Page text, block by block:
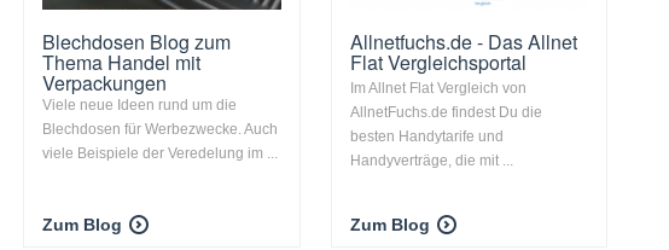
Blechdosen Blog zum
Thema Handel mit
Verpackungen
Viele neue Ideen rund um die
Blechdosen für Werbezwecke. Auch
viele Beispiele der Veredelung im ...
Zum Blog
Allnetfuchs.de - Das Allnet
Flat Vergleichsportal
Im Allnet Flat Vergleich von
AllnetFuchs.de findest Du die
besten Handytarife und
Handyverträge, die mit ...
Zum Blog